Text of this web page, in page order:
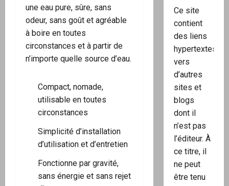
une eau pure, sûre, sans
odeur, sans goût et agréable
à boire en toutes
circonstances et à partir de
n’importe quelle source d’eau.
Compact, nomade,
utilisable en toutes
circonstances
Simplicité d’installation
d’utilisation et d’entretien
Fonctionne par gravité,
sans énergie et sans rejet
Ce site
contient
des liens
hypertextes
vers
d’autres
sites et
blogs
dont il
n’est pas
l’éditeur. À
ce titre, il
ne peut
être tenu